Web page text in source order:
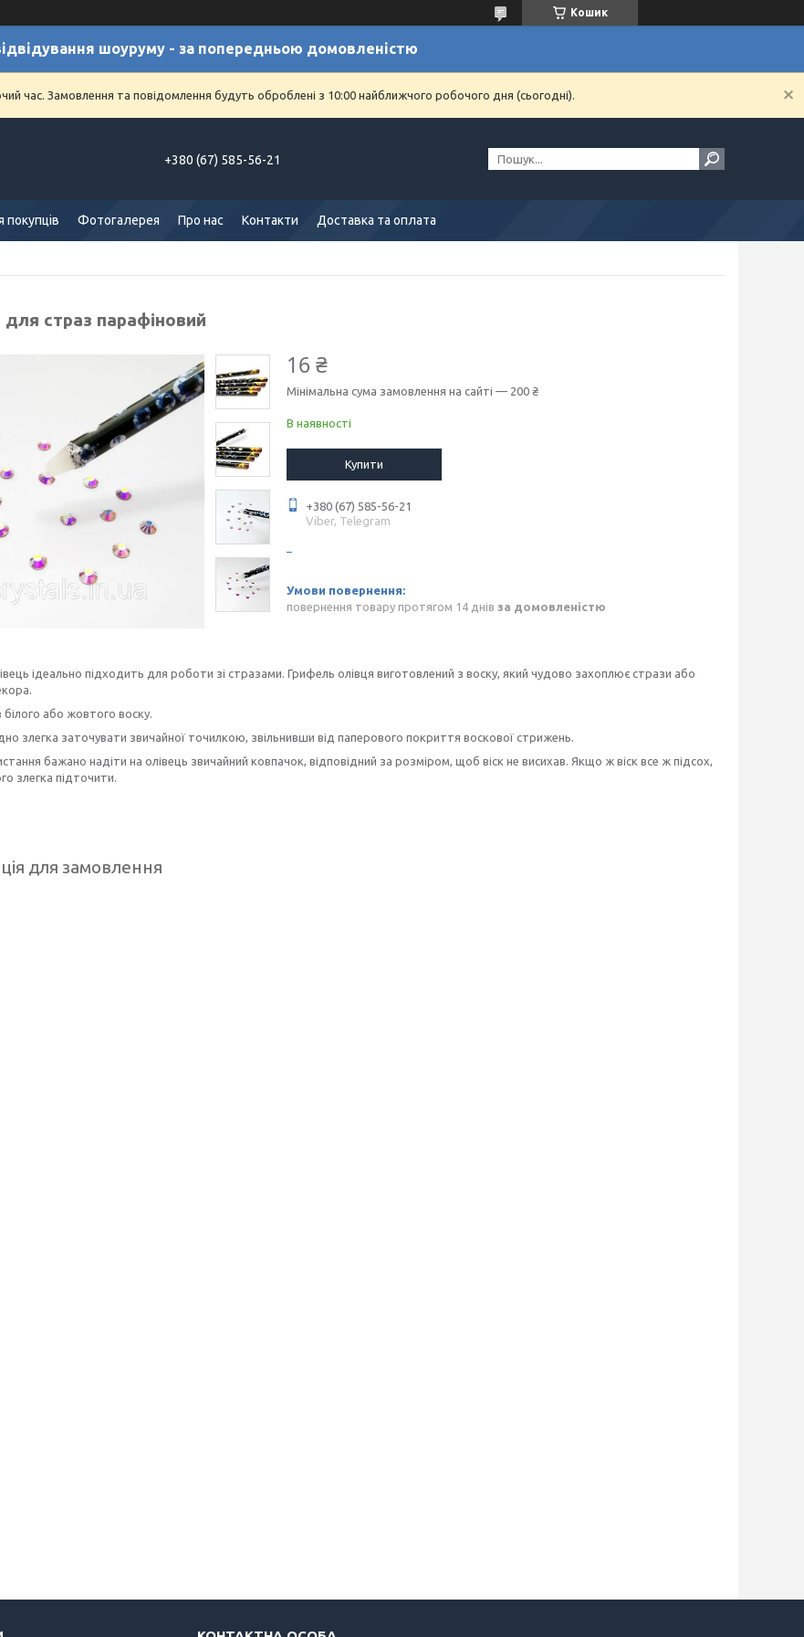
Кошик
шоуруму - за попередньою домовленістю
час. Замовлення та повідомлення будуть оброблені з 10:00 найближчого робочого дня (сьогодні).
+380 (67) 585-56-21
покупців Фотогалерея Про нас Контакти Доставка та оплата
для страз парафіновий
16 ₴
Мінімальна сума замовлення на сайті — 200 ₴
В наявності
Купити
+380 (67) 585-56-21
Viber, Telegram
повернення товару протягом 14 днів за домовленістю
ідеально підходить для роботи зі стразами. Грифель олівця виготовлений з воску, який чудово захоплює стрази або
або жовтого воску.
злегка заточувати звичайної точилкою, звільнивши від паперового покриття воскової стрижень.
бажано надіти на олівець звичайний ковпачок, відповідний за розміром, щоб віск не висихав. Якщо ж віск все ж підсох,
злегка підточити.
для замовлення